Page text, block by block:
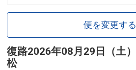
便を変更する
復路2026年08月29日（土）
松